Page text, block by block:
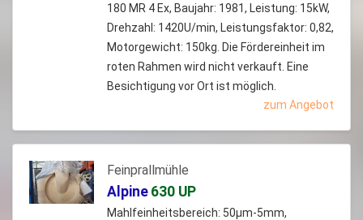
180 MR 4 Ex, Baujahr: 1981, Leistung: 15kW,
Drehzahl: 1420U/min, Leistungsfaktor: 0,82,
Motorgewicht: 150kg. Die Fördereinheit im
roten Rahmen wird nicht verkauft. Eine
Besichtigung vor Ort ist möglich.
zum Angebot
Feinprallmühle
Alpine 630 UP
Mahlfeinheitsbereich: 50µm-5mm,